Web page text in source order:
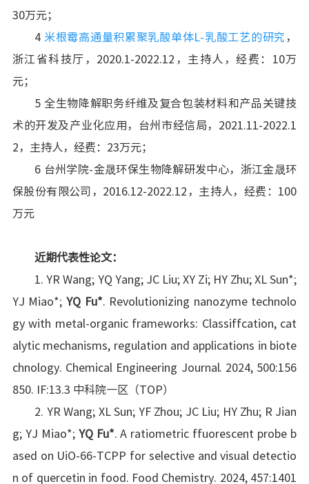
30万元；
4 米根霉高通量积累聚乳酸单体L-乳酸工艺的研究 ，
浙江省科技厅，2020.1-2022.12，主持人，经费：10万
元；
5 全生物降解职务纤维及复合包装材料和产品关键技
术的开发及产业化应用，台州市经信局，2021.11-2022.1
2，主持人，经费：23万元；
6 台州学院-金晟环保生物降解研发中心，浙江金晟环
保股份有限公司，2016.12-2022.12，主持人，经费：100
万元
近期代表性论文：
1. YR Wang; YQ Yang; JC Liu; XY Zi; HY Zhu; XL Sun*;
YJ Miao*; YQ Fu*. Revolutionizing nanozyme technolo
gy with metal-organic frameworks: Classiffcation, cat
alytic mechanisms, regulation and applications in biote
chnology. Chemical Engineering Journal. 2024, 500:156
850. IF:13.3 中科院一区（TOP）
2. YR Wang; XL Sun; YF Zhou; JC Liu; HY Zhu; R Jian
g; YJ Miao*; YQ Fu*. A ratiometric ffuorescent probe b
ased on UiO-66-TCPP for selective and visual detectio
n of quercetin in food. Food Chemistry. 2024, 457:1401